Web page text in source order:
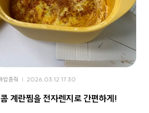
밥좀줘 2026.03.12 17:30
계란찜을 전자렌지로 간편하게!